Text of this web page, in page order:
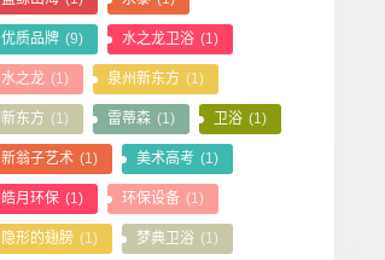
优质品牌 (9) 水之龙卫浴 (1)
水之龙 (1) 泉州新东方 (1)
新东方 (1) 雷蒂森 (1) 卫浴 (1)
新翁子艺术 (1) 美术高考 (1)
皓月环保 (1) 环保设备 (1)
隐形的翅膀 (1) 梦典卫浴 (1)